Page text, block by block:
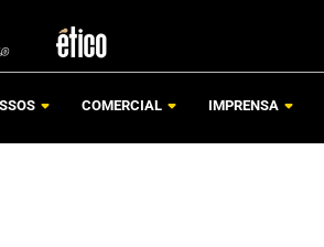
COMERCIAL IMPRENSA